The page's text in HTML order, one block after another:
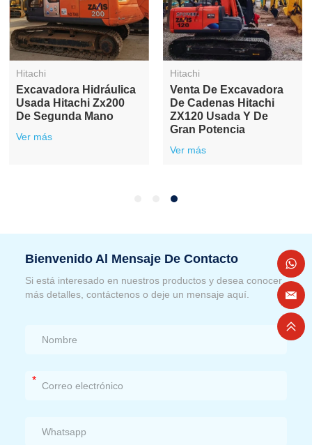
Hitachi
Excavadora Hidráulica
Usada Hitachi Zx200
De Segunda Mano
Ver más
Hitachi
Venta De Excavadora
De Cadenas Hitachi
ZX120 Usada Y De
Gran Potencia
Ver más
Bienvenido Al Mensaje De Contacto
Si está interesado en nuestros productos y desea conocer
más detalles, contáctenos o deje un mensaje aquí.
*